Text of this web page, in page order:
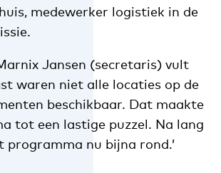
medewerker logistiek in de
Jansen (secretaris) vult
waren niet alle locaties op de
beschikbaar. Dat maakte
tot een lastige puzzel. Na lang
programma nu bijna rond.’